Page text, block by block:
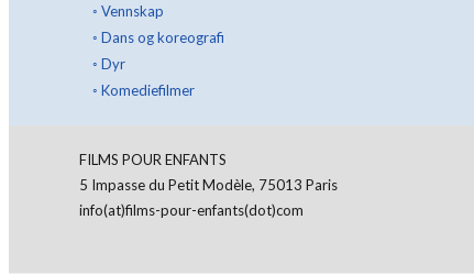
◦ Vennskap
◦ Dans og koreografi
◦ Dyr
◦ Komediefilmer
FILMS POUR ENFANTS
5 Impasse du Petit Modèle, 75013 Paris
info(at)films-pour-enfants(dot)com